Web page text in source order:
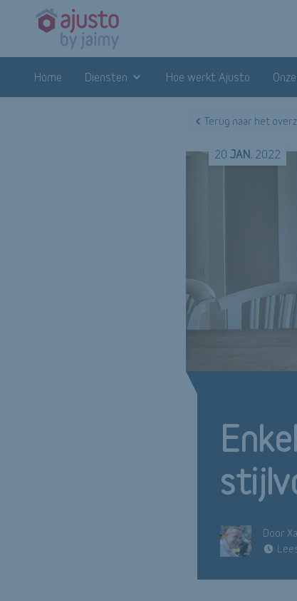
Home Diensten Hoe werkt Ajusto
Terug naar het
20JAN. 2022
Door